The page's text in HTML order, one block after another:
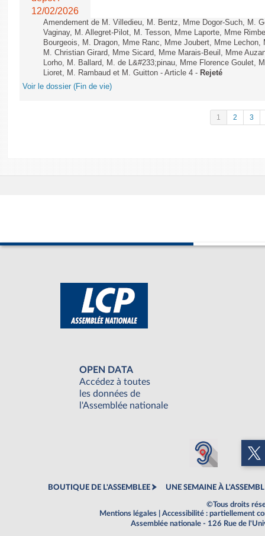
12/02/2026
Amendement de M. Villedieu, M. Bentz, Mme Dogor-Such, M.
Vaginay, M. Allegret-Pilot, M. Tesson, Mme Laporte, Mme
Bourgeois, M. Dragon, Mme Ranc, Mme Joubert, Mme
M. Christian Girard, Mme Sicard, Mme Marais-Beuil, Mme
Lorho, M. Ballard, M. de L&#233;pinau, Mme Florence Goulet,
Lioret, M. Rambaud et M. Guitton - Article 4 - Rejeté
Voir le dossier (Fin de vie)
1 2 3
OPEN DATA
Accédez à toutes
les données de
l'Assemblée nationale
BOUTIQUE DE L'ASSEMBLEE UNE SEMAINE À
©Tous droits
Mentions légales
Accessibilité : partiellement
Assemblée nationale - 126 Rue de